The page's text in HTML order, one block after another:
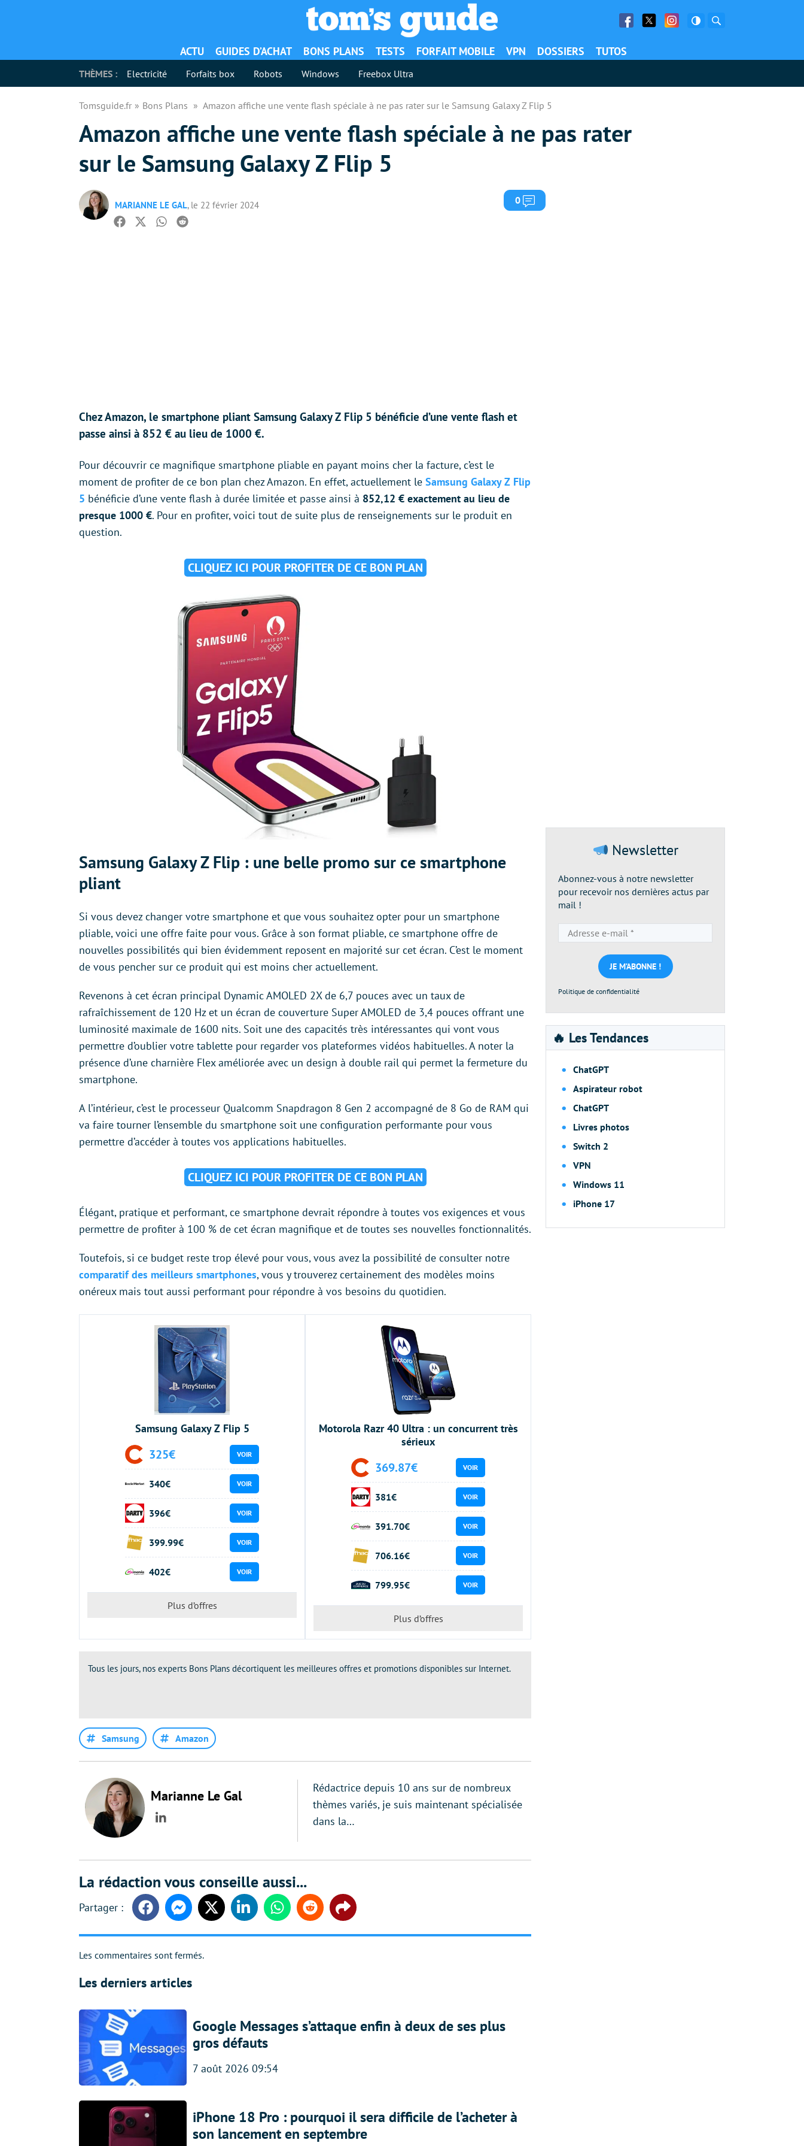
Facebook
Twitter Facebook
ACTU GUIDES D’ACHAT BONS PLANS TESTS FORFAIT MOBILE VPN DOSSIERS TUTOS
THÈMES : Electricité Forfaits box Robots Windows Freebox Ultra
Tomsguide.fr Bons Plans Amazon affiche une vente flash spéciale à ne pas rater sur le Samsung Galaxy Z Flip 5
Amazon affiche une vente flash spéciale à ne pas rater
sur le Samsung Galaxy Z Flip 5
MARIANNE LE GAL, le 22 février 2024 0 Commentaires
Facebook
TwitterWhatsapp
Reddit
Chez Amazon, le smartphone pliant Samsung Galaxy Z Flip 5 bénéficie d’une vente flash et
passe ainsi à 852 € au lieu de 1000 €.
Pour découvrir ce magnifique smartphone pliable en payant moins cher la facture, c’est le
moment de profiter de ce bon plan chez Amazon. En effet, actuellement le Samsung Galaxy Z Flip
5 bénéficie d’une vente flash à durée limitée et passe ainsi à 852,12 € exactement au lieu de
presque 1000 €. Pour en profiter, voici tout de suite plus de renseignements sur le produit en
question.
CLIQUEZ ICI POUR PROFITER DE CE BON PLAN
Samsung Galaxy Z Flip : une belle promo sur ce smartphone
pliant
Si vous devez changer votre smartphone et que vous souhaitez opter pour un smartphone
pliable, voici une offre faite pour vous. Grâce à son format pliable, ce smartphone offre de
nouvelles possibilités qui bien évidemment reposent en majorité sur cet écran. C’est le moment
de vous pencher sur ce produit qui est moins cher actuellement.
Revenons à cet écran principal Dynamic AMOLED 2X de 6,7 pouces avec un taux de
rafraîchissement de 120 Hz et un écran de couverture Super AMOLED de 3,4 pouces offrant une
luminosité maximale de 1600 nits. Soit une des capacités très intéressantes qui vont vous
permettre d’oublier votre tablette pour regarder vos plateformes vidéos habituelles. A noter la
présence d’une charnière Flex améliorée avec un design à double rail qui permet la fermeture du
smartphone.
A l’intérieur, c’est le processeur Qualcomm Snapdragon 8 Gen 2 accompagné de 8 Go de RAM qui
va faire tourner l’ensemble du smartphone soit une configuration performante pour vous
permettre d’accéder à toutes vos applications habituelles.
CLIQUEZ ICI POUR PROFITER DE CE BON PLAN
Élégant, pratique et performant, ce smartphone devrait répondre à toutes vos exigences et vous
permettre de profiter à 100 % de cet écran magnifique et de toutes ses nouvelles fonctionnalités.
Toutefois, si ce budget reste trop élevé pour vous, vous avez la possibilité de consulter notre
comparatif des meilleurs smartphones, vous y trouverez certainement des modèles moins
onéreux mais tout aussi performant pour répondre à vos besoins du quotidien.
Samsung Galaxy Z Flip 5
325€ VOIR
340€ VOIR
396€ VOIR
399.99€ VOIR
402€ VOIR
Plus d’offres
Motorola Razr 40 Ultra : un concurrent très
sérieux
369.87€ VOIR
381€ VOIR
391.70€ VOIR
706.16€ VOIR
799.95€ VOIR
Plus d’offres
Tous les jours, nos experts Bons Plans décortiquent les meilleures offres et promotions disponibles sur Internet.
Samsung Amazon
Marianne Le Gal
LinkedIn
Rédactrice depuis 10 ans sur de nombreux
thèmes variés, je suis maintenant spécialisée
dans la…
La rédaction vous conseille aussi...
FacebookMessengerTwitter LinkedinWhatsappReddit Share
Les commentaires sont fermés.
Les derniers articles
Google Messages s’attaque enfin à deux de ses plus
gros défauts
7 août 2026 09:54
iPhone 18 Pro : pourquoi il sera difficile de l’acheter à
son lancement en septembre
Newsletter
Abonnez-vous à notre newsletter
pour recevoir nos dernières actus par
mail !
e-
mail
*
Politique de confidentialité
🔥 Les Tendances
ChatGPT
Aspirateur robot
ChatGPT
Livres photos
Switch 2
VPN
Windows 11
iPhone 17